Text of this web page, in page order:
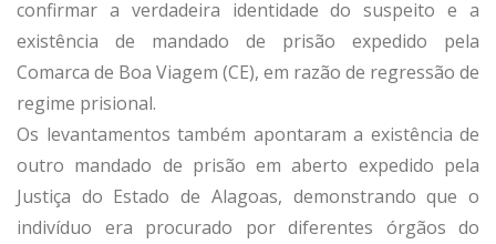
confirmar a verdadeira identidade do suspeito e a
existência de mandado de prisão expedido pela
Comarca de Boa Viagem (CE), em razão de regressão de
regime prisional.
Os levantamentos também apontaram a existência de
outro mandado de prisão em aberto expedido pela
Justiça do Estado de Alagoas, demonstrando que o
indivíduo era procurado por diferentes órgãos do